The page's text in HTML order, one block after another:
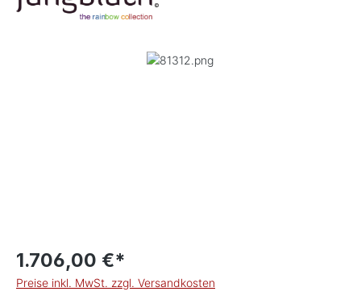
Bildergalerie überspringen
1.706,00 €*
Preise inkl. MwSt. zzgl. Versandkosten